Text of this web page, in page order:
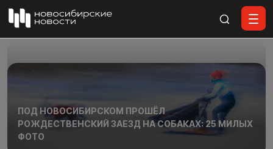
ПОД НОВОСИБИРСКОМ ПРОШЁЛ
РОЖДЕСТВЕНСКИЙ ЗАЕЗД НА СОБАКАХ: 25 МИЛЫХ
ФОТО